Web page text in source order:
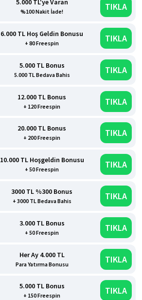
5.000 TL'ye Varan
%100 Nakit İade! TIKLA
6.000 TL Hoş Geldin Bonusu
+ 80 Freespin TIKLA
5.000 TL Bonus
5.000 TL Bedava Bahis TIKLA
12.000 TL Bonus
+ 120 Freespin TIKLA
20.000 TL Bonus
+ 200 Freespin TIKLA
10.000 TL Hoşgeldin Bonusu
+ 50 Freespin TIKLA
3000 TL %300 Bonus
+ 3000 TL Bedava Bahis TIKLA
3.000 TL Bonus
+ 50 Freespin TIKLA
Her Ay 4.000 TL
Para Yatırma Bonusu TIKLA
5.000 TL Bonus
+ 150 Freespin TIKLA